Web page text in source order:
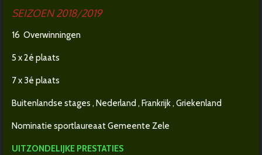
SEIZOEN 2018/2019
16 Overwinningen
5 x 2é plaats
7 x 3é plaats
Buitenlandse stages , Nederland , Frankrijk , Griekenland
Nominatie sportlaureaat Gemeente Zele
UITZONDELIJKE PRESTATIES